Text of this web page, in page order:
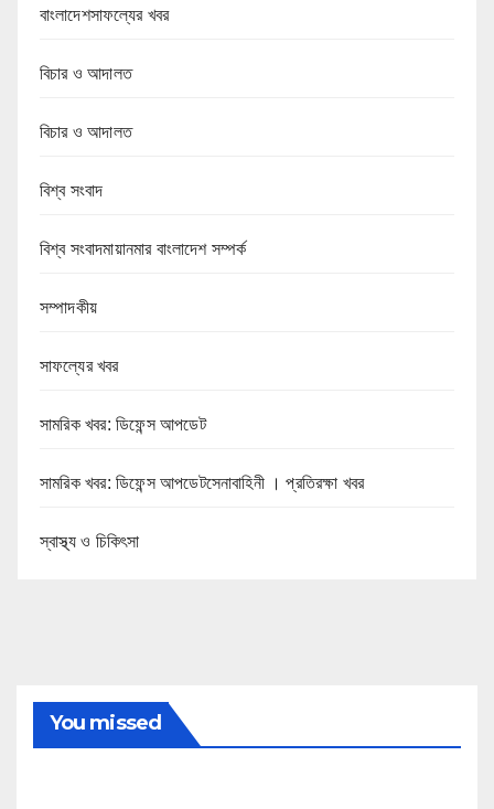
বাংলাদেশসাফল্যের খবর
বিচার ও আদালত
বিচার ও আদালত
বিশ্ব সংবাদ
বিশ্ব সংবাদমায়ানমার বাংলাদেশ সম্পর্ক
সম্পাদকীয়
সাফল্যের খবর
সামরিক খবর: ডিফেন্স আপডেট
সামরিক খবর: ডিফেন্স আপডেটসেনাবাহিনী । প্রতিরক্ষা খবর
স্বাস্থ্য ও চিকিৎসা
You missed